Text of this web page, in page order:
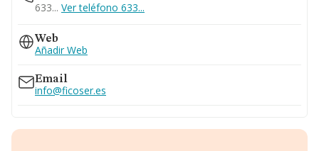
633... Ver teléfono 633...
Web
Añadir Web
Email
info@ficoser.es